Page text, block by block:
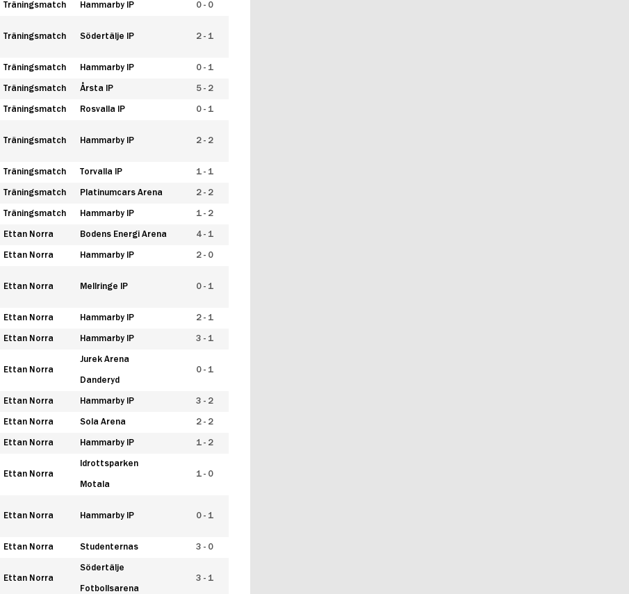
Träningsmatch Hammarby IP 0 - 0
Träningsmatch Södertälje IP 2 - 1
Träningsmatch Hammarby IP 0 - 1
Träningsmatch Årsta IP 5 - 2
Träningsmatch Rosvalla IP 0 - 1
Träningsmatch Hammarby IP 2 - 2
Träningsmatch Torvalla IP 1 - 1
Träningsmatch Platinumcars Arena 2 - 2
Träningsmatch Hammarby IP 1 - 2
Ettan Norra Bodens Energi Arena 4 - 1
Ettan Norra Hammarby IP 2 - 0
Ettan Norra Mellringe IP 0 - 1
Ettan Norra Hammarby IP 2 - 1
Ettan Norra Hammarby IP 3 - 1
Ettan Norra
Jurek Arena
Danderyd
0 - 1
Ettan Norra Hammarby IP 3 - 2
Ettan Norra Sola Arena 2 - 2
Ettan Norra Hammarby IP 1 - 2
Ettan Norra
Idrottsparken
Motala
1 - 0
Ettan Norra Hammarby IP 0 - 1
Ettan Norra Studenternas 3 - 0
Ettan Norra
Södertälje
Fotbollsarena
3 - 1